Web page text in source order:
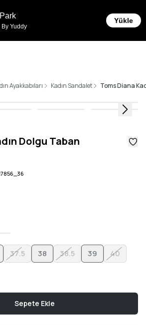
By Yuddy
Yükle
Ayakkabıları Kadın Sandalet Toms Diana
Dolgu Taban
37.5 38 38.5 39
40
Sepete Ekle